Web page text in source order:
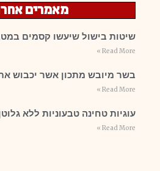
מאמרים
שיטות בישול שיעשו קסמים
Read More »
בשר מיובש מתכון אשר יכבוש
Read More »
עוגיות טחינה טבעוניות ללא
Read More »